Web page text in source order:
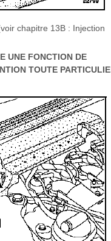
chapitre 13B : Injection
UNE FONCTION DE
TOUTE